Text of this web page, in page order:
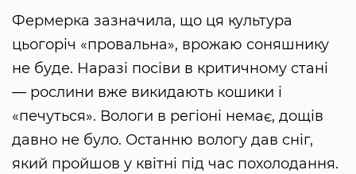
Фермерка зазначила, що ця культура
цьогоріч «провальна», врожаю соняшнику
не буде. Наразі посіви в критичному стані
— рослини вже викидають кошики і
«печуться». Вологи в регіоні немає, дощів
давно не було. Останню вологу дав сніг,
який пройшов у квітні під час похолодання.